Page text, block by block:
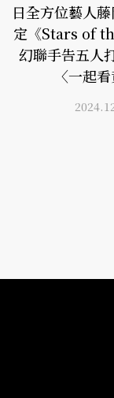
日全方位藝人
定《Stars of
幻聯手告五人
〈一起